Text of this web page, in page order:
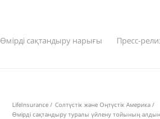
Өмірді сақтандыру нарығы Пресс-
LifeInsurance / Солтүстік және Оңтүстік Америка /
Өмірді сақтандыру туралы үйлену тойының